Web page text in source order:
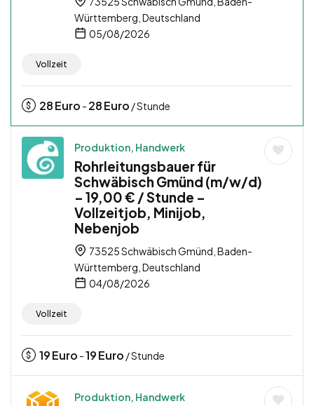
Württemberg, Deutschland
05/08/2026
Vollzeit
28Euro - 28Euro / Stunde
Produktion, Handwerk
Rohrleitungsbauer für
Schwäbisch Gmünd (m/w/d)
– 19,00 € / Stunde –
Vollzeitjob, Minijob,
Nebenjob
73525 Schwäbisch Gmünd, Baden-
Württemberg, Deutschland
04/08/2026
Vollzeit
19Euro -19Euro / Stunde
Produktion, Handwerk